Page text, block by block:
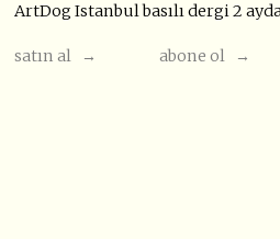
ArtDog Istanbul basılı dergi 2
satın al → abone ol →